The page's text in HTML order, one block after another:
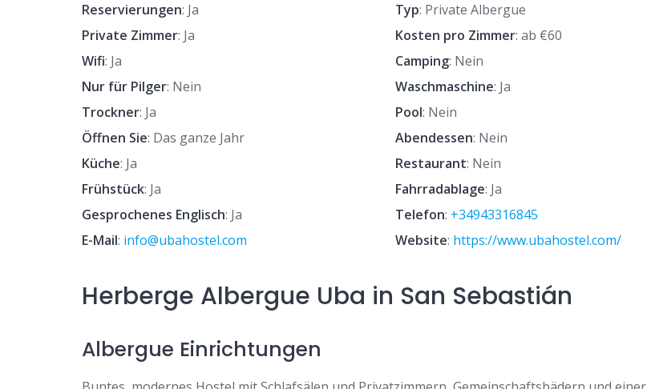
Reservierungen: Ja Typ: Private Albergue
Private Zimmer: Ja Kosten pro Zimmer: ab €60
Wifi: Ja Camping: Nein
Nur für Pilger: Nein Waschmaschine: Ja
Trockner: Ja Pool: Nein
Öffnen Sie: Das ganze Jahr Abendessen: Nein
Küche: Ja Restaurant: Nein
Frühstück: Ja Fahrradablage: Ja
Gesprochenes Englisch: Ja Telefon: +34943316845
E-Mail: info@ubahostel.com Website: https://www.ubahostel.com/
Herberge Albergue Uba in San Sebastián
Albergue Einrichtungen